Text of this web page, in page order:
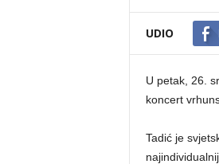
UDIO
U petak, 26.
koncert
Tadić je